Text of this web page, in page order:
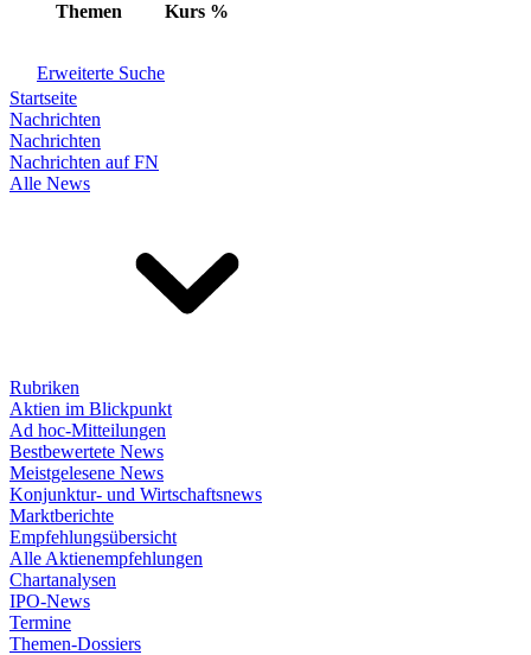
Themen Kurs %
Erweiterte Suche
Startseite
Nachrichten
Nachrichten
Nachrichten auf FN
Alle News
Rubriken
Aktien im Blickpunkt
Ad hoc-Mitteilungen
Bestbewertete News
Meistgelesene News
Konjunktur- und Wirtschaftsnews
Marktberichte
Empfehlungsübersicht
Alle Aktienempfehlungen
Chartanalysen
IPO-News
Termine
Themen-Dossiers